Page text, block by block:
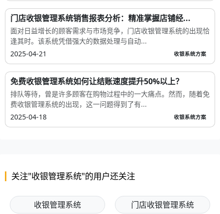
门店收银管理系统销售报表分析：精准掌握店铺经...
面对日益增长的顾客需求与市场竞争，门店收银管理系统的出现恰
逢其时。该系统凭借强大的数据处理与自动...
2025-04-21
收银系统方案
免费收银管理系统如何让结账速度提升50%以上？
排队等待，曾是许多顾客在购物过程中的一大痛点。然而，随着免
费收银管理系统的出现，这一问题得到了有...
2025-04-18
收银系统方案
关注"收银管理系统"的用户还关注
收银管理系统 门店收银管理系统